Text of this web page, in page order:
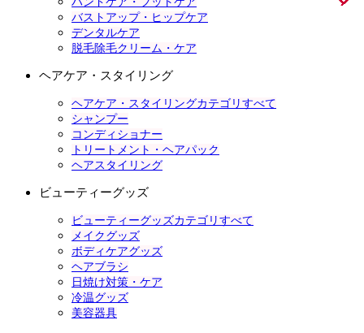
バストアップ・ヒップケア
デンタルケア
脱毛除毛クリーム・ケア
ヘアケア・スタイリング
ヘアケア・スタイリングカテゴリすべて
シャンプー
コンディショナー
トリートメント・ヘアパック
ヘアスタイリング
ビューティーグッズ
ビューティーグッズカテゴリすべて
メイクグッズ
ボディケアグッズ
ヘアブラシ
日焼け対策・ケア
冷温グッズ
美容器具